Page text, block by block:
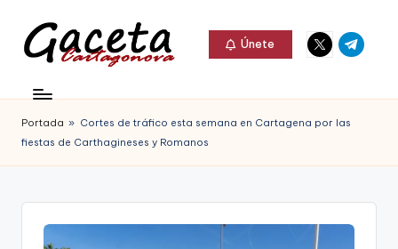
Saltar
contenido
c
e
t
Gaceta
Cartagonova,
La
que
Únete
Elemento
del
Elemento
del
Portada » Cortes de tráfico esta semana en Cartagena por las
fiestas de Carthagineses y Romanos